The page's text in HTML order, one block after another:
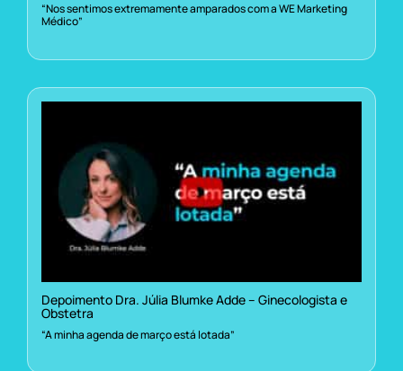
“Nos sentimos extremamente amparados com a WE Marketing
Médico”
Depoimento Dra. Júlia Blumke Adde – Ginecologista e
Obstetra
“A minha agenda de março está lotada”